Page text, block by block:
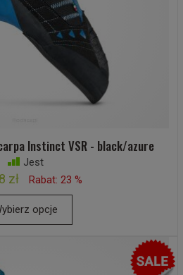
Instinct VSR - black/azure
Jest
zł Rabat: 23 %
opcje